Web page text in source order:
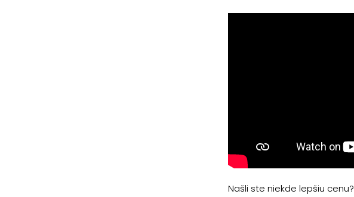
Našli ste niekde lepšiu cenu?